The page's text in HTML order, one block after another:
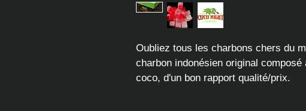
Oubliez tous les charbons chers du
charbon indonésien original
coco, d'un bon rapport qualité/prix.